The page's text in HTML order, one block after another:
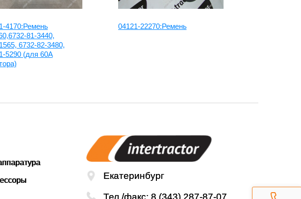
4170:Ремень
81-3440,
6732-82-3480,
5290 (для 60А
04121-22270:Ремень
Екатеринбург
Тел./факс: 8 (343) 287-87-07